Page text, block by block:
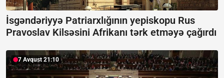
İsgəndəriyyə Patriarxlığının yepiskopu Rus
Pravoslav Kilsəsini Afrikanı tərk etməyə çağırdı
7 Avqust 21:10